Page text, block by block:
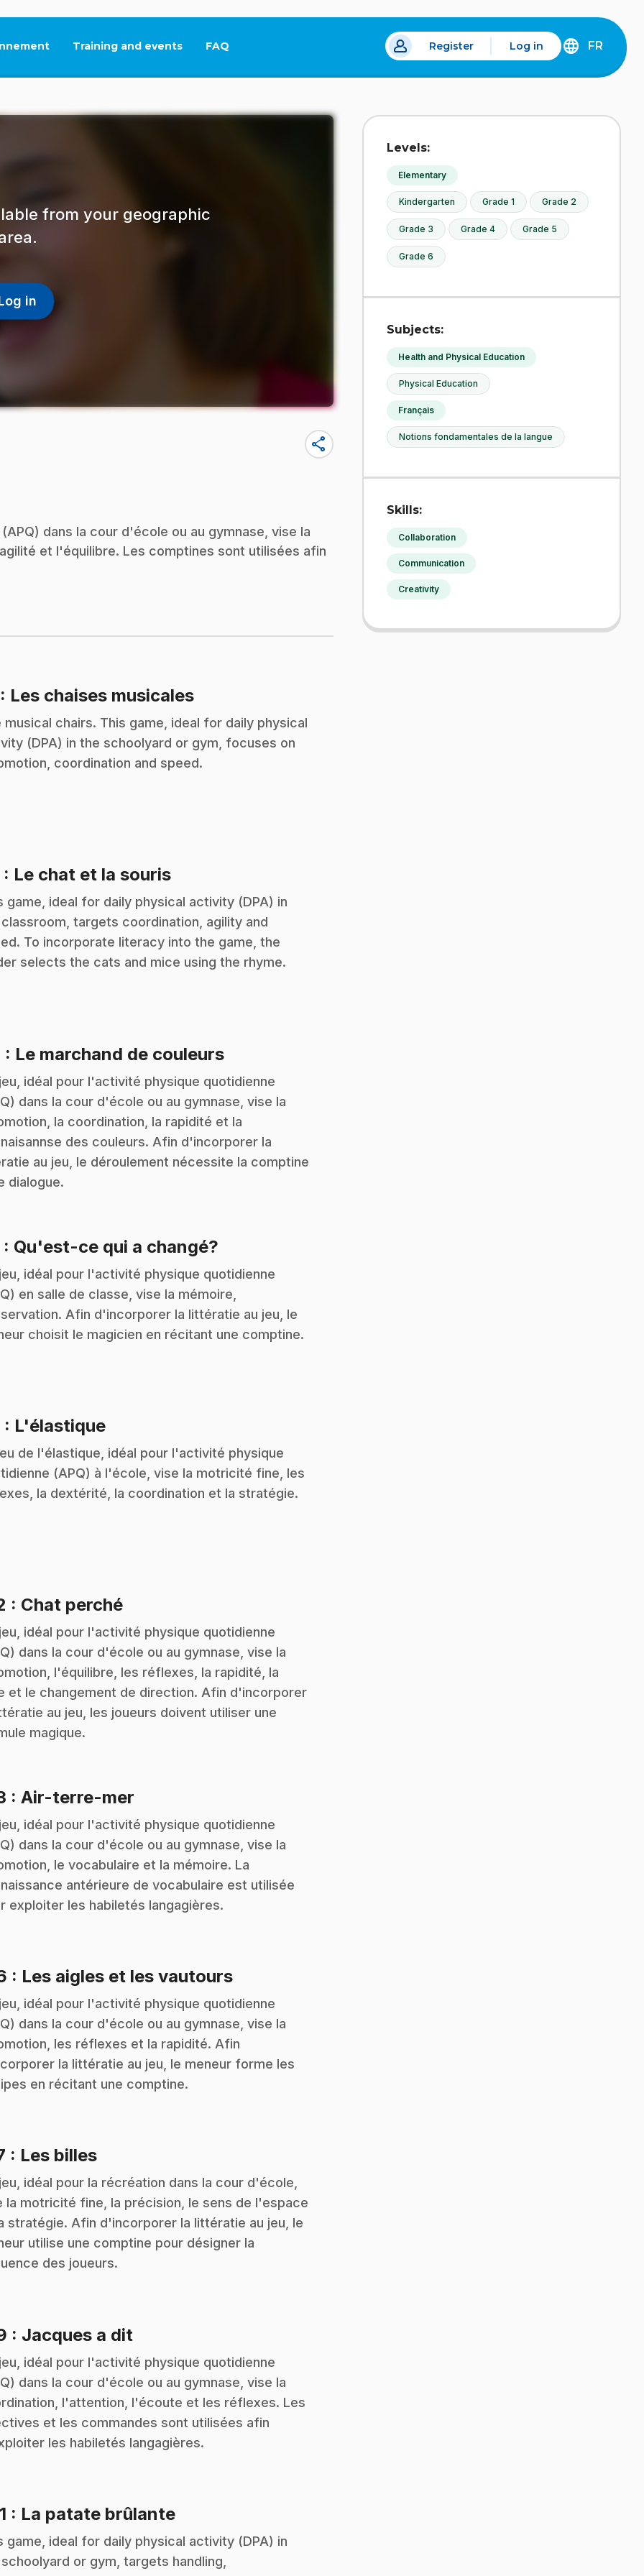
Training and events FAQ
This link will open in a new tab. Register Log in
DÉCOUVREZ
FRANÇAIS
FR
from your geographic
in
share
dans la cour d'école ou au gymnase, vise la
et l'équilibre. Les comptines sont utilisées afin
: Les chaises musicales.
musical chairs. This game, ideal for daily physical
(DPA) in the schoolyard or gym, focuses on
coordination and speed.
: Le chat et la souris.
game, ideal for daily physical activity (DPA) in
targets coordination, agility and
To incorporate literacy into the game, the
selects the cats and mice using the rhyme.
: Le marchand de couleurs.
idéal pour l'activité physique quotidienne
dans la cour d'école ou au gymnase, vise la
la coordination, la rapidité et la
des couleurs. Afin d'incorporer la
au jeu, le déroulement nécessite la comptine
dialogue.
: Qu'est-ce qui a changé?
idéal pour l'activité physique quotidienne
en salle de classe, vise la mémoire,
Afin d'incorporer la littératie au jeu, le
choisit le magicien en récitant une comptine.
: L'élastique.
de l'élastique, idéal pour l'activité physique
(APQ) à l'école, vise la motricité fine, les
la dextérité, la coordination et la stratégie.
: Chat perché.
idéal pour l'activité physique quotidienne
dans la cour d'école ou au gymnase, vise la
l'équilibre, les réflexes, la rapidité, la
et le changement de direction. Afin d'incorporer
au jeu, les joueurs doivent utiliser une
magique.
: Air-terre-mer
idéal pour l'activité physique quotidienne
dans la cour d'école ou au gymnase, vise la
le vocabulaire et la mémoire. La
antérieure de vocabulaire est utilisée
exploiter les habiletés langagières.
: Les aigles et les vautours.
idéal pour l'activité physique quotidienne
dans la cour d'école ou au gymnase, vise la
les réflexes et la rapidité. Afin
la littératie au jeu, le meneur forme les
en récitant une comptine.
: Les billes.
idéal pour la récréation dans la cour d'école,
la motricité fine, la précision, le sens de l'espace
stratégie. Afin d'incorporer la littératie au jeu, le
utilise une comptine pour désigner la
des joueurs.
: Jacques a dit
idéal pour l'activité physique quotidienne
dans la cour d'école ou au gymnase, vise la
l'attention, l'écoute et les réflexes. Les
et les commandes sont utilisées afin
les habiletés langagières.
: La patate brûlante.
game, ideal for daily physical activity (DPA) in
or gym, targets handling,
Levels:
Elementary
Kindergarten Grade 1 Grade 2
Grade 3 Grade 4 Grade 5
Grade 6
Subjects:
Health and Physical Education
Physical Education
Français
Notions fondamentales de la langue
Skills:
Collaboration
Communication
Creativity